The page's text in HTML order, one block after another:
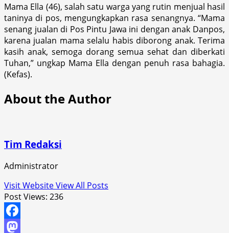
Mama Ella (46), salah satu warga yang rutin menjual hasil
taninya di pos, mengungkapkan rasa senangnya. “Mama
senang jualan di Pos Pintu Jawa ini dengan anak Danpos,
karena jualan mama selalu habis diborong anak. Terima
kasih anak, semoga dorang semua sehat dan diberkati
Tuhan,” ungkap Mama Ella dengan penuh rasa bahagia.
(Kefas).
About the Author
Tim Redaksi
Administrator
Visit WebsiteView All Posts
Post Views: 236
Facebook